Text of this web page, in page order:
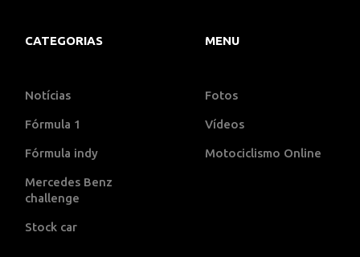
CATEGORIAS
Notícias
Fórmula 1
Fórmula indy
Mercedes Benz
challenge
Stock car
MENU
Fotos
Vídeos
Motociclismo Online